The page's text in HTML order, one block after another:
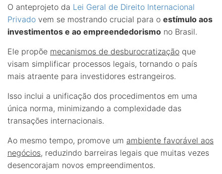
O anteprojeto da Lei Geral de Direito Internacional
Privado vem se mostrando crucial para o estímulo aos
investimentos e ao empreendedorismo no Brasil.
Ele propõe mecanismos de desburocratização que
visam simplificar processos legais, tornando o país
mais atraente para investidores estrangeiros.
Isso inclui a unificação dos procedimentos em uma
única norma, minimizando a complexidade das
transações internacionais.
Ao mesmo tempo, promove um ambiente favorável aos
negócios, reduzindo barreiras legais que muitas vezes
desencorajam novos empreendimentos.